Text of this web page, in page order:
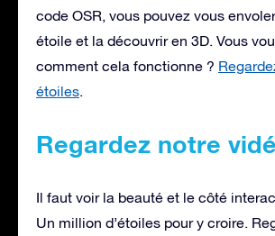
code OSR, vous pouvez vous
étoile et la découvrir en 3D. Vous
comment cela fonctionne ?
étoiles.
Regardez notre
Il faut voir la beauté et le côté
Un million d’étoiles pour y croire.